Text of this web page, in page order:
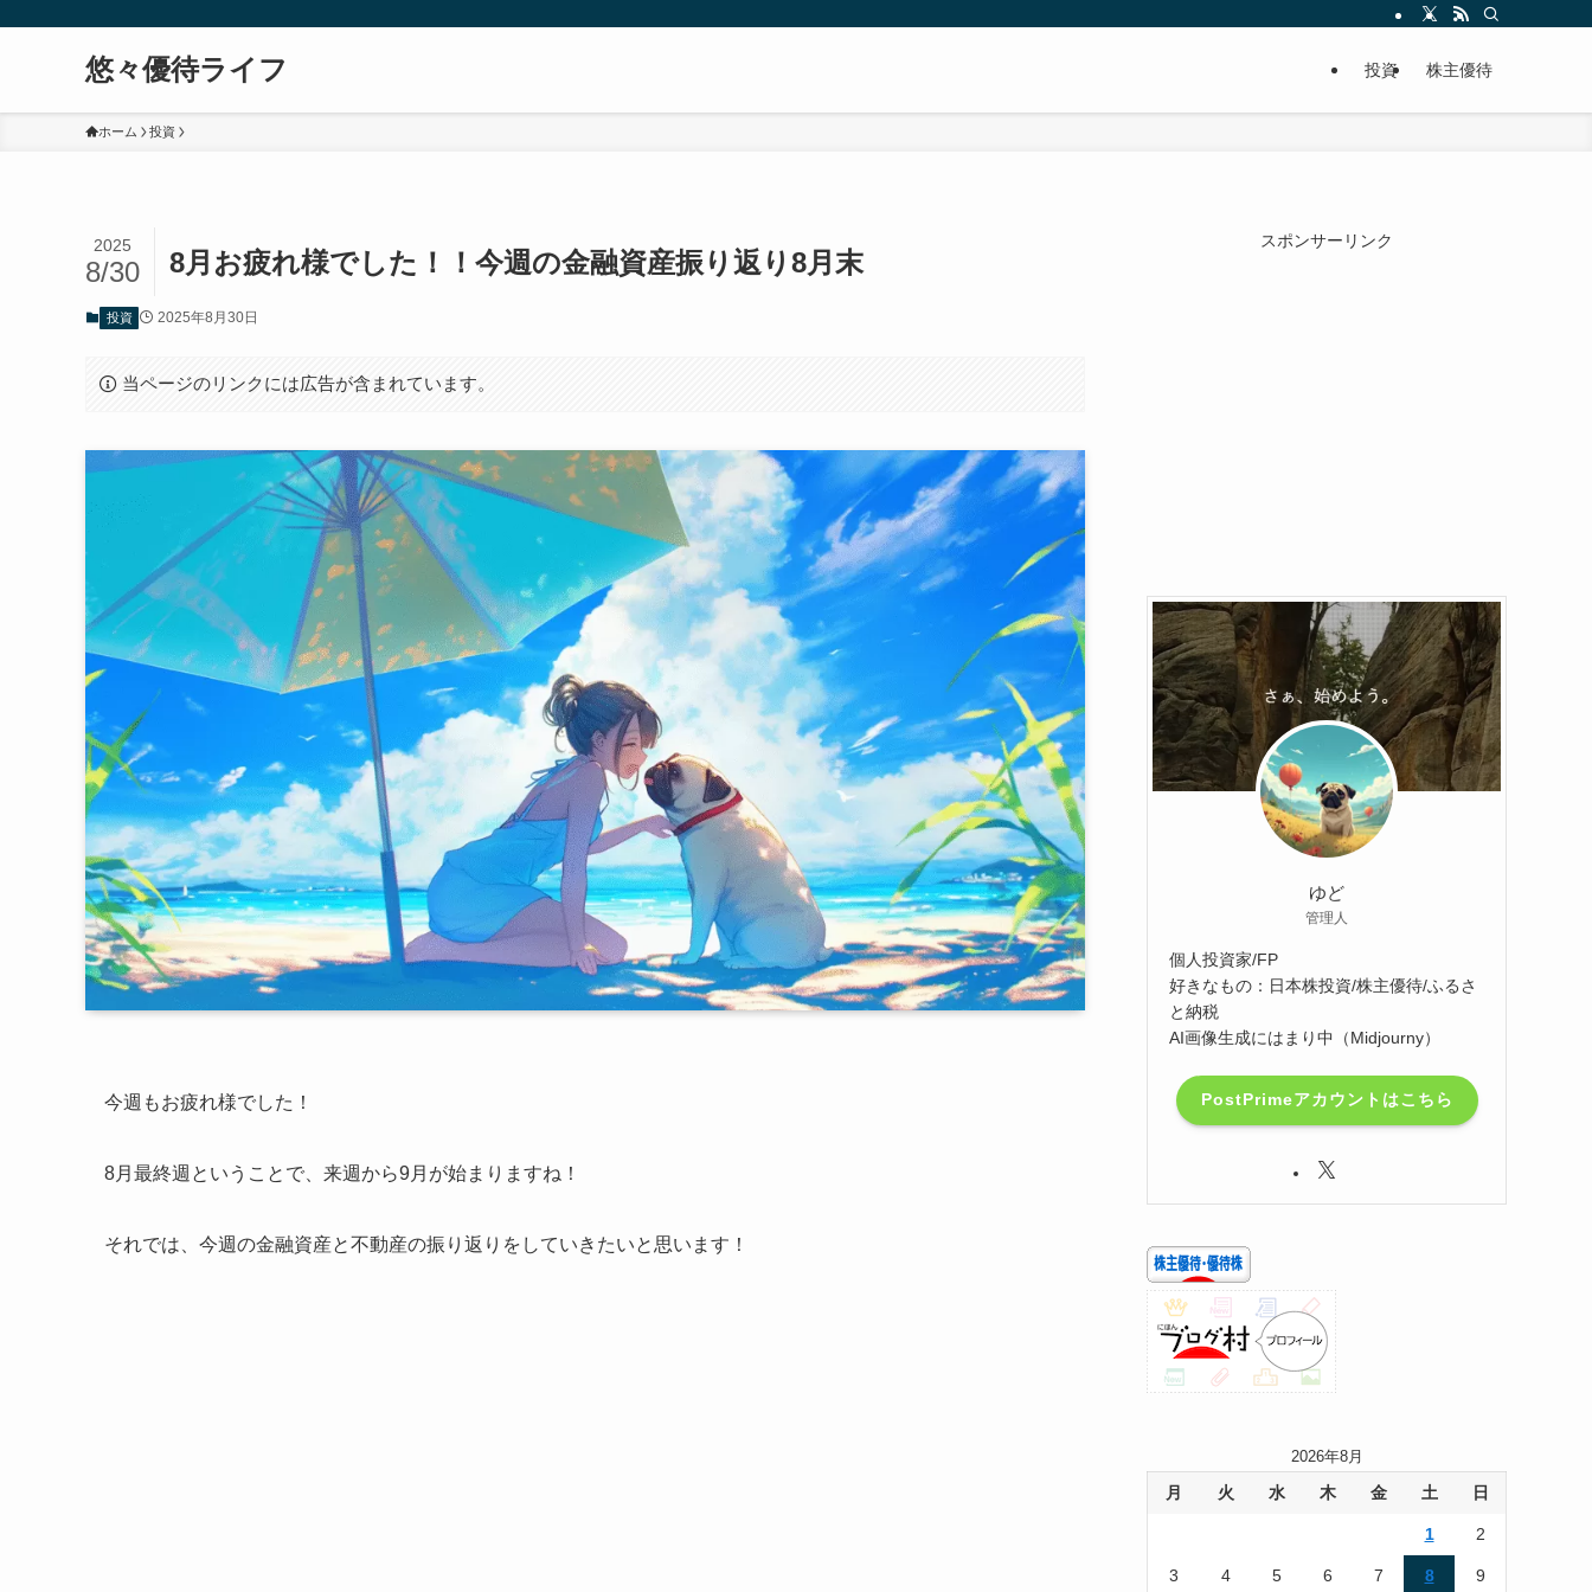
悠々優待ライフ 投資 株主優待
ホーム 投資
8月お疲れ様でした！！今週の金融資産振り返り8月末
2025
8/30
投資 2025年8月30日
当ページのリンクには広告が含まれています。
今週もお疲れ様でした！
8月最終週ということで、来週から9月が始まりますね！
それでは、今週の金融資産と不動産の振り返りをしていきたいと思います！
スポンサーリンク
ゆど
管理人
個人投資家/FP
好きなもの：日本株投資/株主優待/ふるさ
と納税
AI画像生成にはまり中（Midjourny）
PostPrimeアカウントはこちら
2026年8月
月 火 水 木 金 土 日
1 2
3 4 5 6 7 8 9